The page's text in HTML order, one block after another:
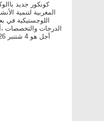
كونكور جديد
المغربية لتنمية
اللوجستيكية في
الدرجات والتخصصات
أجل هو 4 شتنبر 2026